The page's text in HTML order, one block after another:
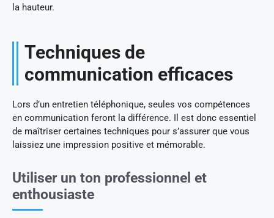
la hauteur.
Techniques de
communication efficaces
Lors d’un entretien téléphonique, seules vos compétences
en communication feront la différence. Il est donc essentiel
de maîtriser certaines techniques pour s’assurer que vous
laissiez une impression positive et mémorable.
Utiliser un ton professionnel et
enthousiaste